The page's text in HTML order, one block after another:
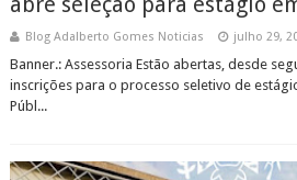
Blog Adalberto Gomes Noticias julho 29,
Banner.: Assessoria Estão abertas, desde
inscrições para o processo seletivo de
Públ...